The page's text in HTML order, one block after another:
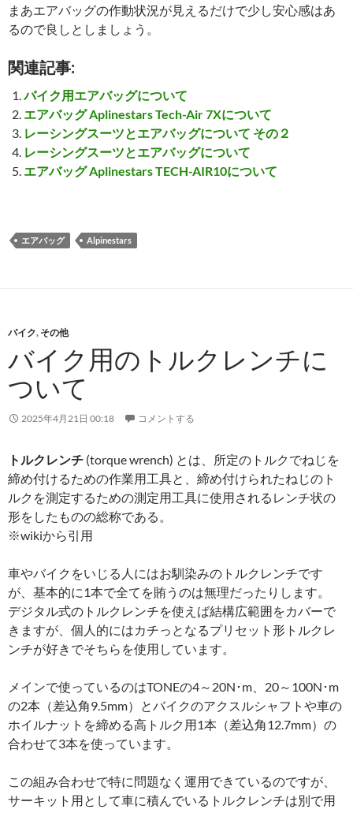
まあエアバッグの作動状況が見えるだけで少し安心感はあ
るので良しとしましょう。
関連記事:
バイク用エアバッグについて
エアバッグ Aplinestars Tech-Air 7Xについて
レーシングスーツとエアバッグについて その２
レーシングスーツとエアバッグについて
エアバッグ Aplinestars TECH-AIR10について
エアバッグ Alpinestars
バイク, その他
バイク用のトルクレンチに
ついて
2025年4月21日 00:18 コメントする
トルクレンチ (torque wrench) とは、所定のトルクでねじを
締め付けるための作業用工具と、締め付けられたねじのト
ルクを測定するための測定用工具に使用されるレンチ状の
形をしたものの総称である。
※wikiから引用
車やバイクをいじる人にはお馴染みのトルクレンチです
が、基本的に1本で全てを賄うのは無理だったりします。
デジタル式のトルクレンチを使えば結構広範囲をカバーで
きますが、個人的にはカチっとなるプリセット形トルクレ
ンチが好きでそちらを使用しています。
メインで使っているのはTONEの4～20N･m、20～100N･m
の2本（差込角9.5mm）とバイクのアクスルシャフトや車の
ホイルナットを締める高トルク用1本（差込角12.7mm）の
合わせて3本を使っています。
この組み合わせで特に問題なく運用できているのですが、
サーキット用として車に積んでいるトルクレンチは別で用